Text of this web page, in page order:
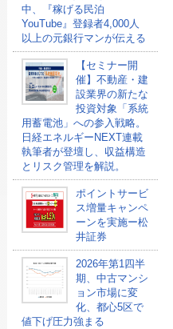
中、『稼げる民泊
YouTube』登録者4,000人
以上の元銀行マンが伝える
【セミナー開
催】不動産・建
設業界の新たな
投資対象「系統
用蓄電池」への参入戦略。
日経エネルギーNEXT連載
執筆者が登壇し、収益構造
とリスク管理を解説。
ポイントサービ
ス増量キャンペ
ーンを実施ー松
井証券
2026年第1四半
期、中古マンシ
ョン市場に変
化、都心5区で
値下げ圧力強まる